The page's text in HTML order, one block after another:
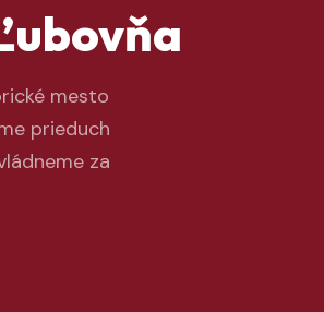
mesto
prieduch
za